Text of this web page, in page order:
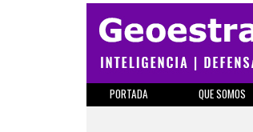
PORTADA QUE SOMOS